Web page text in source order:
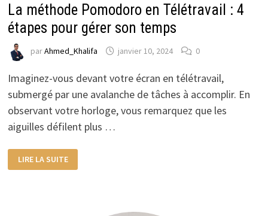
La méthode Pomodoro en Télétravail : 4
étapes pour gérer son temps
parAhmed_Khalifa janvier 10, 2024 0
Imaginez-vous devant votre écran en télétravail,
submergé par une avalanche de tâches à accomplir. En
observant votre horloge, vous remarquez que les
aiguilles défilent plus …
MÉTHODE
POMODORO
LIRE LA SUITE